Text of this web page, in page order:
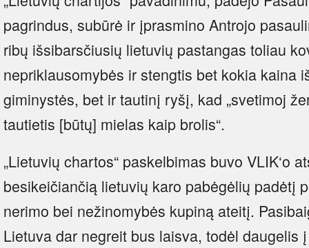
pagrindus, subūrė ir įprasmino Antrojo
ribų išsibarsčiusių lietuvių pastangas toliau
nepriklausomybės ir stengtis bet kokia kaina
giminystės, bet ir tautinį ryšį, kad „svetimoj
tautietis [būtų] mielas kaip brolis“.
„Lietuvių chartos“ paskelbimas buvo VLIK‘o
besikeičiančią lietuvių karo pabėgėlių padėtį
nerimo bei nežinomybės kupiną ateitį.
Lietuva dar negreit bus laisva, todėl daugelis